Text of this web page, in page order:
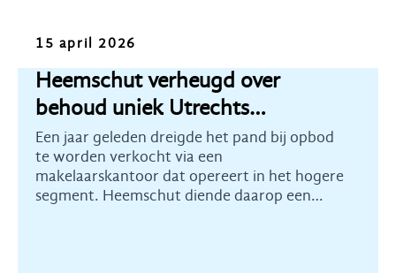
Nieuws
15 april 2026
Heemschut verheugd over
behoud uniek Utrechts
monument
Een jaar geleden dreigde het pand bij opbod
te worden verkocht via een
makelaarskantoor dat opereert in het hogere
segment. Heemschut diende daarop een